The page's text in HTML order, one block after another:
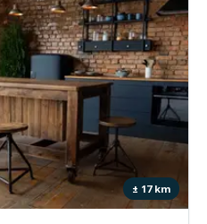
± 17 km